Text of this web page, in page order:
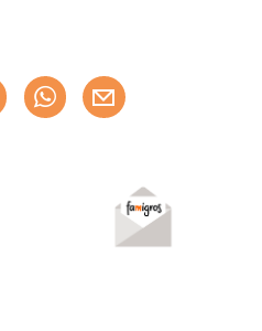
Consiglia ora